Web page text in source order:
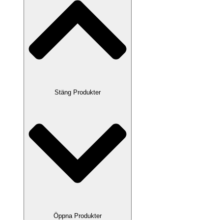
Stäng Produkter
Öppna Produkter